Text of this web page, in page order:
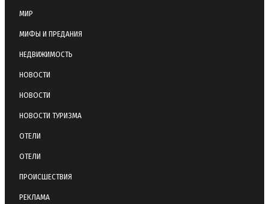
МИР
МИФЫ И ПРЕДАНИЯ
НЕДВИЖИМОСТЬ
НОВОСТИ
НОВОСТИ
НОВОСТИ ТУРИЗМА
ОТЕЛИ
ОТЕЛИ
ПРОИСШЕСТВИЯ
РЕКЛАМА